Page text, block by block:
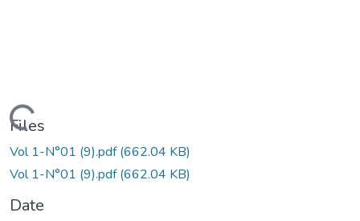
Loading...
Files
Vol 1-N°01 (9).pdf(662.04 KB)
Vol 1-N°01 (9).pdf(662.04 KB)
Date